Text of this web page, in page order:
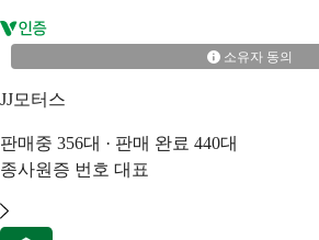
소유자 동의
JJ모터스
판매중 356대 · 판매 완료 440대
종사원증 번호 대표